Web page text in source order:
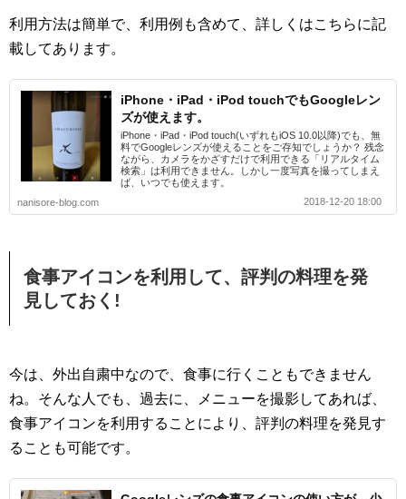
利用方法は簡単で、利用例も含めて、詳しくはこちらに記
載してあります。
iPhone・iPad・iPod touchでもGoogleレン
ズが使えます。
iPhone・iPad・iPod touch(いずれもiOS 10.0以降)でも、無
料でGoogleレンズが使えることをご存知でしょうか？ 残念
ながら、カメラをかざすだけで利用できる「リアルタイム
検索」は利用できません。しかし一度写真を撮ってしまえ
ば、いつでも使えます。
nanisore-blog.com
2018-12-20 18:00
食事アイコンを利用して、評判の料理を発
見しておく!
今は、外出自粛中なので、食事に行くこともできません
ね。そんな人でも、過去に、メニューを撮影してあれば、
食事アイコンを利用することにより、評判の料理を発見す
ることも可能です。